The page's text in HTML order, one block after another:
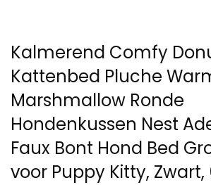
Kalmerend Comfy
Kattenbed Pluche
Marshmallow Ronde
Hondenkussen Nest
Faux Bont Hond Bed
voor Puppy Kitty,